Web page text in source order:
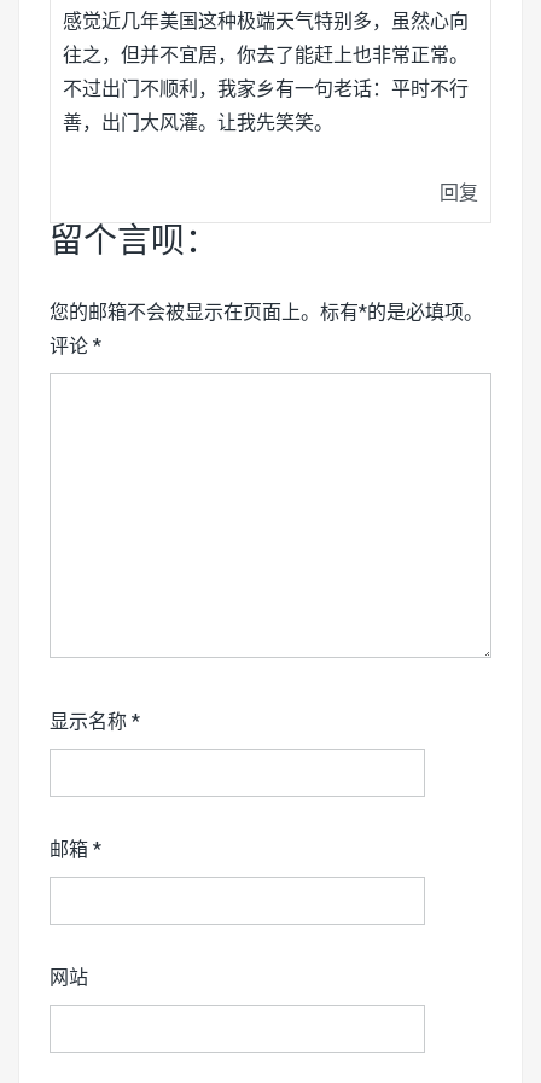
感觉近几年美国这种极端天气特别多，虽然心向
往之，但并不宜居，你去了能赶上也非常正常。
不过出门不顺利，我家乡有一句老话：平时不行
善，出门大风灌。让我先笑笑。
回复
留个言呗：
您的邮箱不会被显示在页面上。标有*的是必填项。
评论 *
显示名称 *
邮箱 *
网站